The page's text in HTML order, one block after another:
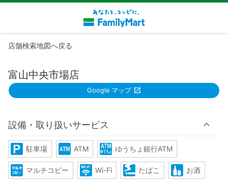
店舗検索地図へ戻る
富山中央市場店
Google マップ
設備・取り扱いサービス
駐車場 ATM ゆうちょ銀行ATM
マルチコピー Wi-Fi たばこ お酒